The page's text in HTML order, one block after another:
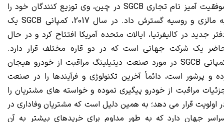
موفقیت آمیز نام تجاری SGCB در چین، وی توزیع کنندگان خود را
به مالزی و روسیه گسترش داد. در سال 2017، کمپانی SGCB یک
جدید در کالیفرنیا، ایالات متحده آمریکا افتتاح کرد و در حال
یک شرکت جهانی است که در دو قاره مختلف قرار دارد.
کمپانی SGCB در مورد صنعت دیتیلینگ مراقبت از خودرو هیجان
و پرشور است، دائماً آخرین تکنولوژی و فرآیندها را در صنعت
مراقبت از خودرو پیگیری نموده و خواسته های مشتریان را
اولویت قرار می دهد؛ به همین دلیل است که مشتریان وفاداری در
جهان دارد که به طور مداوم برای خریدهای بیشتر به آن